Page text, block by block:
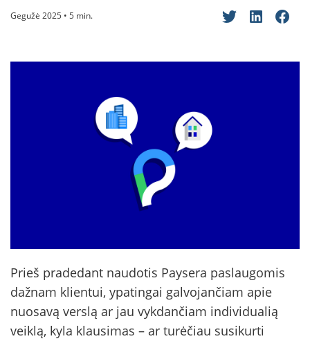
Gegužė 2025 • 5 min.
Prieš pradedant naudotis Paysera paslaugomis
dažnam klientui, ypatingai galvojančiam apie
nuosavą verslą ar jau vykdančiam individualią
veiklą, kyla klausimas – ar turėčiau susikurti